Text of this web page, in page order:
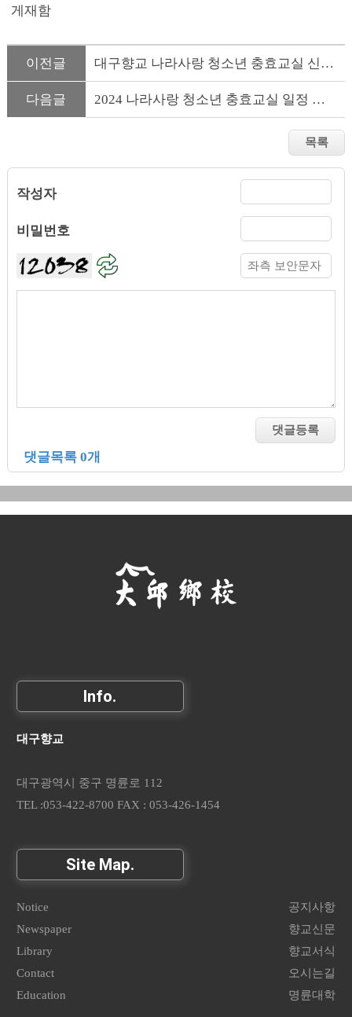
게재함
이전글 대구향교 나라사랑 청소년 충효교실 신청 접수
다음글 2024 나라사랑 청소년 충효교실 일정 안내
작성자
비밀번호
댓글목록 0개
Info.
대구향교
대구광역시 중구 명륜로 112
TEL :053-422-8700 FAX : 053-426-1454
Site Map.
Notice
공지사항
Newspaper
향교신문
Library
향교서식
Contact
오시는길
Education
명륜대학